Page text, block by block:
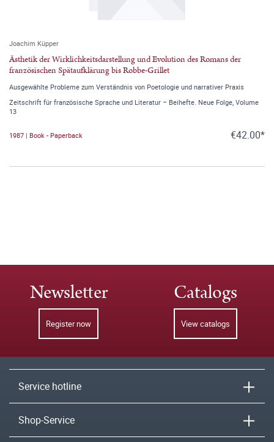
Joachim Küpper
Ästhetik der Wirklichkeitsdarstellung und Evolution des Romans der
französischen Spätaufklärung bis Robbe-Grillet
Ausgewählte Probleme zum Verständnis von Poetologie und narrativer Praxis
Zeitschrift für französische Sprache und Literatur – Beihefte. Neue Folge, Volume
13
1987 | Book - Paperback €42.00*
Newsletter
Register now
Catalogs
View catalogs
Service hotline
Shop-Service